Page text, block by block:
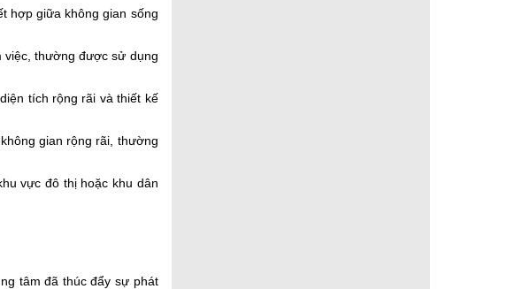
hợp giữa không gian sống
việc, thường được sử dụng
tích rộng rãi và thiết kế
gian rộng rãi, thường
vực đô thị hoặc khu dân
tâm đã thúc đẩy sự phát